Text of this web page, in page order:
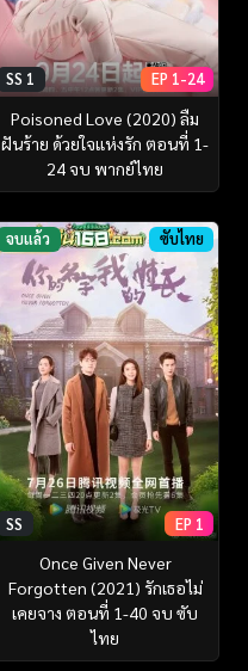
SS 1 EP 1-24
Poisoned Love (2020) ลืม
ฝันร้าย ด้วยใจแห่งรัก ตอนที่ 1-
24 จบ พากย์ไทย
จบแล้ว ซับไทย
SS EP 1
Once Given Never
Forgotten (2021) รักเธอไม่
เคยจาง ตอนที่ 1-40 จบ ซับ
ไทย